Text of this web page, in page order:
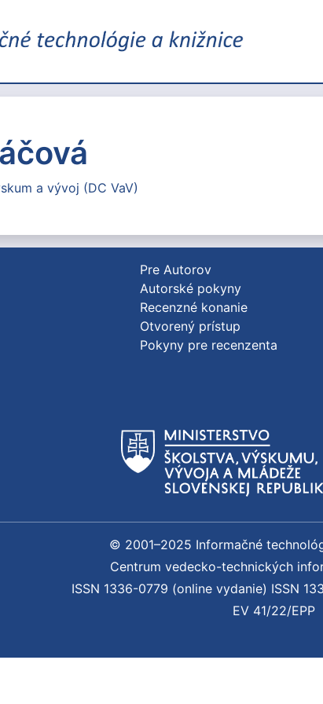
a vývoj (DC VaV)
Pre Autorov
Autorské pokyny
Recenzné konanie
Otvorený prístup
Pokyny pre recenzenta
© 2001–2025 Informačné
Centrum vedecko-technických
ISSN 1336-0779 (online vydanie) ISSN
EV 41/22/EPP